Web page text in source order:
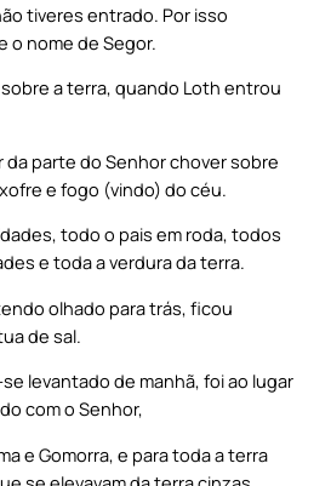
tiveres entrado. Por isso
o nome de Segor.
a terra, quando Loth entrou
da parte do Senhor chover sobre
e fogo (vindo) do céu.
todo o pais em roda, todos
e toda a verdura da terra.
olhado para trás, ficou
de sal.
levantado de manhã, foi ao lugar
com o Senhor,
e Gomorra, e para toda a terra